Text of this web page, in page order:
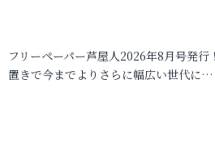
フリーペーパー芦屋人2026年8月号発
置きで今までよりさらに幅広い世代に…